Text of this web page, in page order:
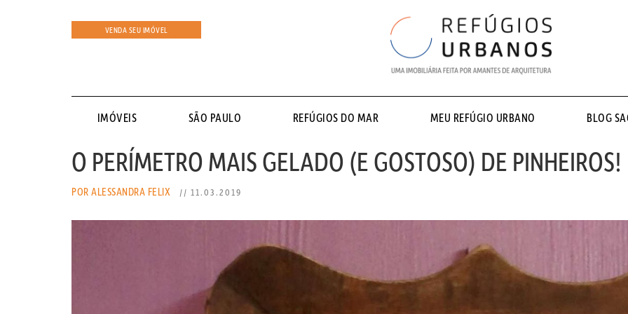
VENDA SEU IMÓVEL
IMÓVEIS SÃO PAULO REFÚGIOS DO MAR MEU REFÚGIO URBANO BLOG
O PERÍMETRO MAIS GELADO (E GOSTOSO) DE PINHEIROS!
POR ALESSANDRA FELIX // 11.03.2019